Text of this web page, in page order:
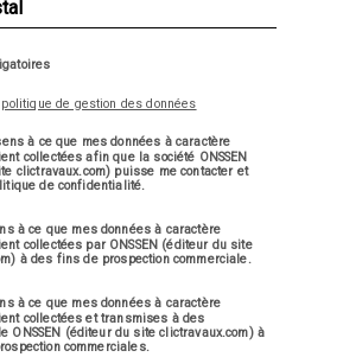
politique de gestion des données
à ce que mes données à caractère
collectées afin que la société ONSSEN
clictravaux.com) puisse me contacter et
de confidentialité.
à ce que mes données à caractère
collectées par ONSSEN (éditeur du site
à des fins de prospection commerciale.
à ce que mes données à caractère
collectées et transmises à des
ONSSEN (éditeur du site clictravaux.com) à
commerciales.